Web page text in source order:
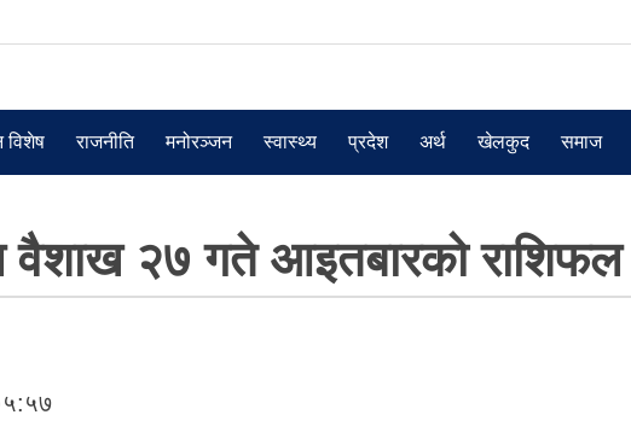
विशेष राजनीति मनोरञ्जन स्वास्थ्य प्रदेश अर्थ खेलकुद समाज
२७ गते आइतबारको राशिफल